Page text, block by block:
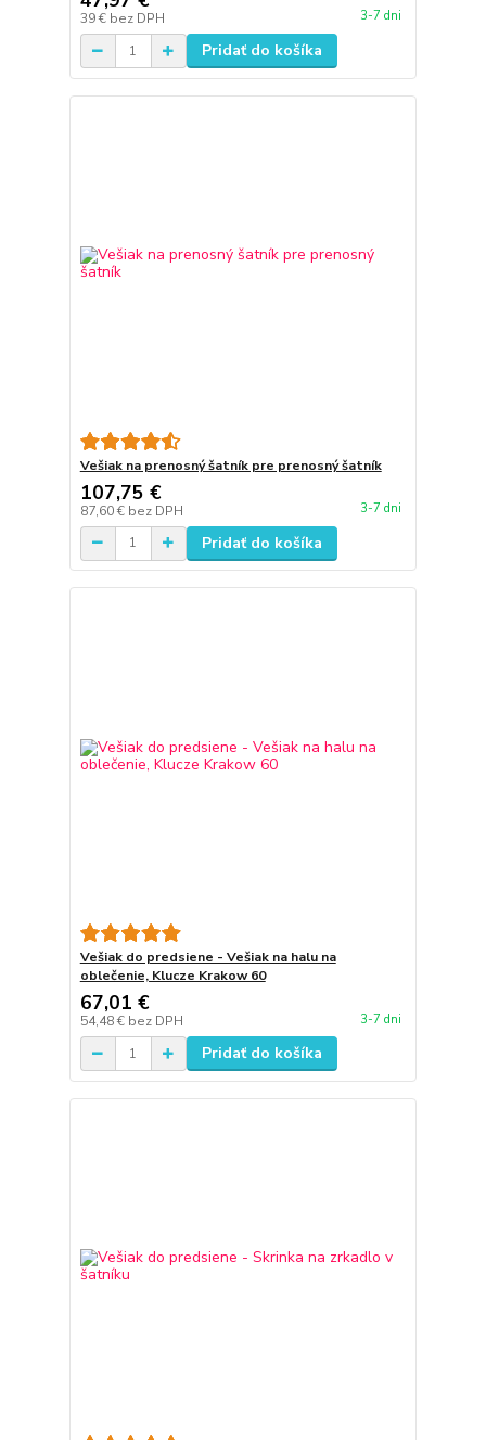
39 € bez DPH 3-7 dni
Pridať do košíka
Vešiak na prenosný šatník pre prenosný šatník
107,75 €
87,60 € bez DPH 3-7 dni
Pridať do košíka
Vešiak do predsiene - Vešiak na halu na
oblečenie, Klucze Krakow 60
67,01 €
54,48 € bez DPH 3-7 dni
Pridať do košíka